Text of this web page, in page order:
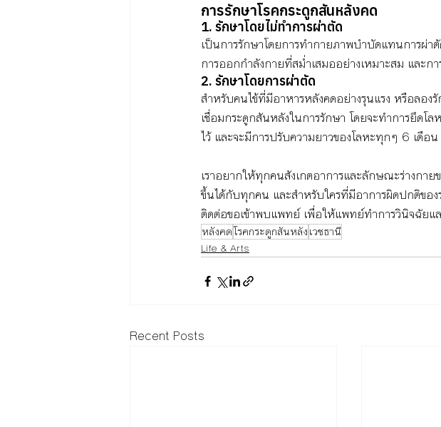
การรักษาโรคกระดูกสันหลังคด
1. รักษาโดยไม่ทำการผ่าตัด
เป็นการรักษาโดยการทำกายภาพบำบัดแทนการผ่า
การออกกำลังกายที่สม่ำเสมออย่างเหมาะสม และกา
2. รักษาโดยการผ่าตัด
สำหรับคนไข้ที่มีอาหารหลังคดอย่างรุนแรง หรือลอง
เชื่อมกระดูกสันหลังในการรักษา โดยจะทำการยึดโ
ไว้ และจะมีการปรับความยาวของโลหะทุกๆ 6 เดือน
เราอยากให้ทุกคนสังเกตอาการและลักษณะร่างกาย
ขึ้นได้กับทุกคน และสำหรับใครที่มีอาการผิดปกติของ
ติดต่อขอเข้าพบแพทย์ เพื่อให้แพทย์ทำการวินิจฉัยแ
หลังคดโรคกระดูกสันหลังเวชธานี
Life & Arts
Recent Posts